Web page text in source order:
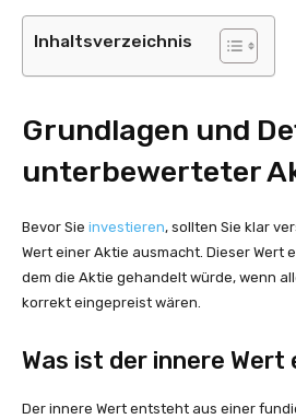
Inhaltsverzeichnis
Grundlagen und
unterbewerteter
Bevor Sie investieren, sollten Sie klar
Wert einer Aktie ausmacht. Dieser Wert
dem die Aktie gehandelt würde, wenn
korrekt eingepreist wären.
Was ist der innere Wert
Der innere Wert entsteht aus einer